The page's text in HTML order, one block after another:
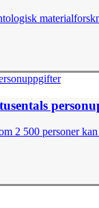
2 500 personer